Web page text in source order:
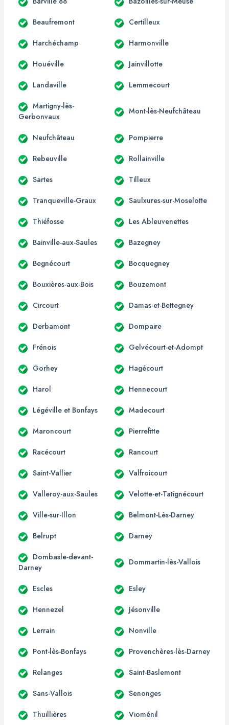
Beaufremont Certilleux
Harchéchamp Harmonville
Houéville Jainvillotte
Landaville Lemmecourt
Martigny-lès-
Gerbonvaux
Mont-lès-Neufchâteau
Neufchâteau Pompierre
Rebeuville Rollainville
Sartes Tilleux
Tranqueville-Graux Saulxures-sur-Moselotte
Thiéfosse Les Ableuvenettes
Bainville-aux-Saules Bazegney
Begnécourt Bocquegney
Bouxières-aux-Bois Bouzemont
Circourt Damas-et-Bettegney
Derbamont Dompaire
Frénois Gelvécourt-et-Adompt
Gorhey Hagécourt
Harol Hennecourt
Légéville et Bonfays Madecourt
Maroncourt Pierrefitte
Racécourt Rancourt
Saint-Vallier Valfroicourt
Valleroy-aux-Saules Velotte-et-Tatignécourt
Ville-sur-Illon Belmont-Lès-Darney
Belrupt Darney
Dombasle-devant-
Darney
Dommartin-lès-Vallois
Escles Esley
Hennezel Jésonville
Lerrain Nonville
Pont-lès-Bonfays Provenchères-lès-Darney
Relanges Saint-Baslemont
Sans-Vallois Senonges
Thuillières Vioménil